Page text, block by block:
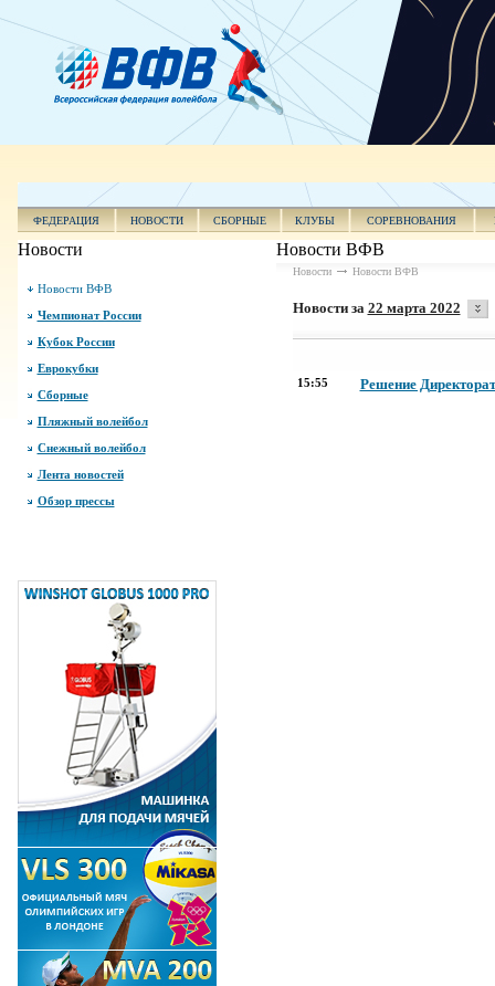
ФЕДЕРАЦИЯ НОВОСТИ СБОРНЫЕ КЛУБЫ СОРЕВНОВАНИЯ
Новости
Новости ВФВ
Чемпионат России
Кубок России
Еврокубки
Сборные
Пляжный волейбол
Снежный волейбол
Лента новостей
Обзор прессы
Новости ВФВ
Новости Новости ВФВ
Новости за 22 марта 2022
15:55 Решение